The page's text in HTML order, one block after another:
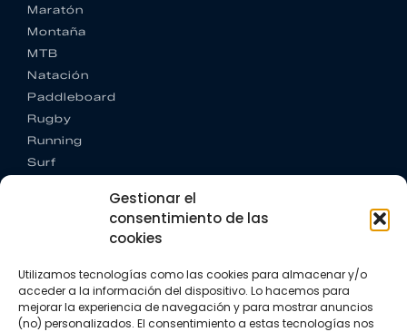
Gestionar el
consentimiento de las
cookies
Utilizamos tecnologías como las cookies para almacenar y/o
acceder a la información del dispositivo. Lo hacemos para
mejorar la experiencia de navegación y para mostrar anuncios
(no) personalizados. El consentimiento a estas tecnologías nos
Maratón
Montaña
MTB
Natación
Paddleboard
Rugby
Running
Surf
CONTACTO
+34 662 342 177
info@vkssport.com
SÍGUENOS